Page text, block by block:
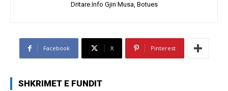
Dritare.Info Gjin Musa, Botues
Facebook X Pinterest
SHKRIMET E FUNDIT